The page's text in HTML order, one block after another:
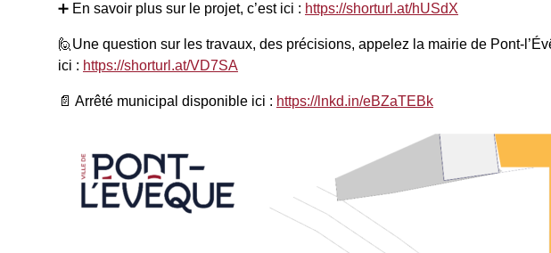
➕ En savoir plus sur le projet, c’est ici : https://shorturl.at/hUSdX
🙋Une question sur les travaux, des précisions, appelez la mairie de Pont-
ici : https://shorturl.at/VD7SA
📄 Arrêté municipal disponible ici : https://lnkd.in/eBZaTEBk